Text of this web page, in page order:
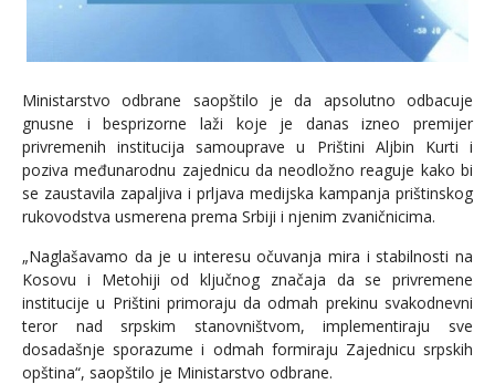
Ministarstvo odbrane saopštilo je da apsolutno odbacuje
gnusne i besprizorne laži koje je danas izneo premijer
privremenih institucija samouprave u Prištini Aljbin Kurti i
poziva međunarodnu zajednicu da neodložno reaguje kako bi
se zaustavila zapaljiva i prljava medijska kampanja prištinskog
rukovodstva usmerena prema Srbiji i njenim zvaničnicima.
„Naglašavamo da je u interesu očuvanja mira i stabilnosti na
Kosovu i Metohiji od ključnog značaja da se privremene
institucije u Prištini primoraju da odmah prekinu svakodnevni
teror nad srpskim stanovništvom, implementiraju sve
dosadašnje sporazume i odmah formiraju Zajednicu srpskih
opština“, saopštilo je Ministarstvo odbrane.